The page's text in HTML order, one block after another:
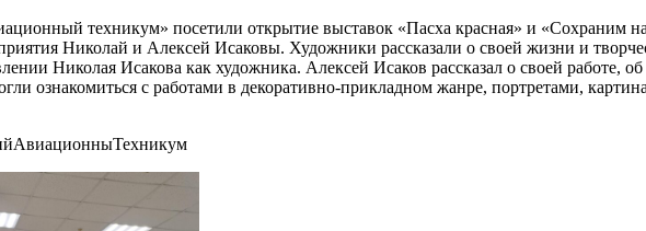
техникум» посетили открытие выставок «Пасха красная» и «Сохраним
Николай и Алексей Исаковы. Художники рассказали о своей жизни и
Николая Исакова как художника. Алексей Исаков рассказал о своей работе,
ознакомиться с работами в декоративно-прикладном жанре, портретами,